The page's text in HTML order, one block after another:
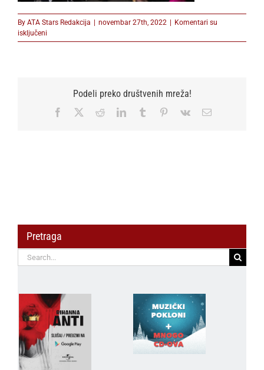
By ATA Stars Redakcija | novembar 27th, 2022 | Komentari su
isključeni
Dragana
Settings“.Revija
„Factory
Settings“
Podeli preko društvenih mreža!
Facebook RedditLinkedInTumblr Pinterest
Vk Email
Pretraga
Search
for: